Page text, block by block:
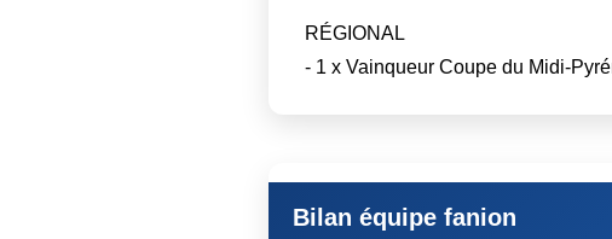
RÉGIONAL
- 1 x Vainqueur Coupe du Midi-
Bilan équipe fanion